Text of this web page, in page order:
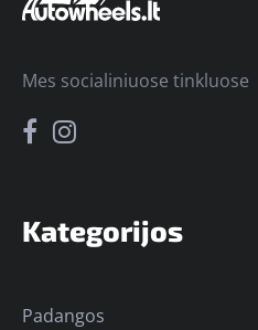
Kategorijos
Padangos
Mes socialiniuose tinkluose